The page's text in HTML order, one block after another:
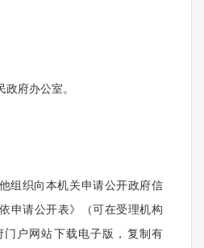
府办公室。
组织向本机关申请公开政府信
申请公开表》（可在受理机构
户网站下载电子版，复制有